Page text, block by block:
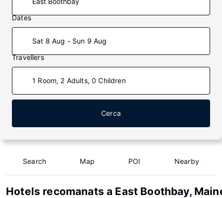
Dates
Sat 8 Aug - Sun 9 Aug
Travellers
1 Room, 2 Adults, 0 Children
Cerca
Search Map POI Nearby
Hotels recomanats a East Boothbay,